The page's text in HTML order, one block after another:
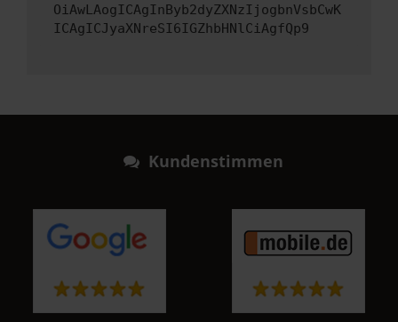
OiAwLAogICAgInByb2dyZXNzIjogbnVsbCwK
ICAgICJyaXNreSI6IGZhbHNlCiAgfQp9
Kundenstimmen